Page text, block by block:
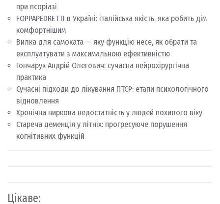
при псоріазі
FOPPAPEDRETTI в Україні: італійська якість, яка робить дім
комфортнішим
Вилка для самоката — яку функцію несе, як обрати та
експлуатувати з максимальною ефективністю
Гончарук Андрій Олегович: сучасна нейрохірургічна
практика
Сучасні підходи до лікування ПТСР: етапи психологічного
відновлення
Хронічна ниркова недостатність у людей похилого віку
Стареча деменція у літніх: прогресуюче порушення
когнітивних функцій
Цікаве: